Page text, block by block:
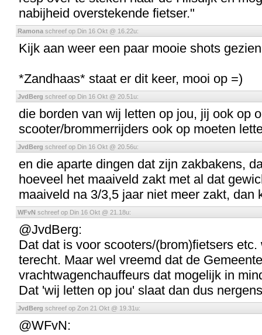
nabijheid overstekende fietser."
Ramona schreef op Din 16 Okt @ 16.22u:
Kijk aan weer een paar mooie shots
*Zandhaas* staat er dit keer, mooi op =)
JvdBerg schreef op Din 16 Okt @ 20.51u:
die borden van wij letten op jou, jij ook op
scooter/brommerrijders ook op moeten
JvdBerg schreef op Din 16 Okt @ 20.56u:
en die aparte dingen dat zijn zakbakens,
hoeveel het maaiveld zakt met al dat
maaiveld na 3/3,5 jaar niet meer zakt, dan
WFvN schreef op Din 16 Okt @ 21.18u:
@JvdBerg:
Dat dat is voor scooters/(brom)fietsers
terecht. Maar wel vreemd dat de
vrachtwagenchauffeurs dat mogelijk in
Dat 'wij letten op jou' slaat dan dus
JvdBerg schreef op Zon 21 Okt @ 19.31u:
@WFvN: